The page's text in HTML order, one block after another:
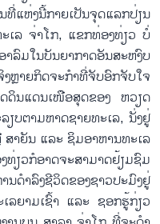
ແຫ່ງ​ນີ້ກາຍ​ເປັນ​ຈຸດ​​ແລກ​ປ່ຽນ​
ເລ ຈ່າ​ໂກ, ແຂກ​ທ່ອງ​ທ່ຽວ ບໍ່​
ລົມ​ໃນ​ບັນ​ຍາ​ກາດ​ອັນ​ສະ​ຫງົບ​
ງຫຼາຍ​ກິດ​ຈະ​ກຳ​ທີ່​ຈັບ​ອົກ​ຈັບ​ໃຈ
ດິນແດນ​ເໜືອ​ສຸດ​ຂອງ ຫວຽດ​
ຽບ​ຕາມ​ຫາດ​ຊາຍ​ທະ​ເລ, ​ນັ່ງ​ຢູ່​
າ​ຍັນ ແລະ ຊິມ​ອາ​ຫານ​ທະ​ເລ​
ຽວ​ກໍ​ອາດ​ຈະ​ສາ​ມາດ​ຢ້ຽມ​ຊົມ
ດຳ​ລົງ​ຊີ​ວິດ​ຂອງ​ຊາວ​ປະ​ມົງ​ຢູ່​
ລ​ຍາມ​ເຊົ້າ ແລະ ຊອກ​ຮູ້​ກ່ຽວ​